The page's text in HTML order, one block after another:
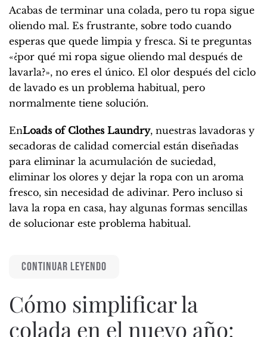
Acabas de terminar una colada, pero tu ropa sigue
oliendo mal. Es frustrante, sobre todo cuando
esperas que quede limpia y fresca. Si te preguntas
«¿por qué mi ropa sigue oliendo mal después de
lavarla?», no eres el único. El olor después del ciclo
de lavado es un problema habitual, pero
normalmente tiene solución.
EnLoads of Clothes Laundry, nuestras lavadoras y
secadoras de calidad comercial están diseñadas
para eliminar la acumulación de suciedad,
eliminar los olores y dejar la ropa con un aroma
fresco, sin necesidad de adivinar. Pero incluso si
lava la ropa en casa, hay algunas formas sencillas
de solucionar este problema habitual.
CONTINUAR LEYENDO
Cómo simplificar la
colada en el nuevo año: